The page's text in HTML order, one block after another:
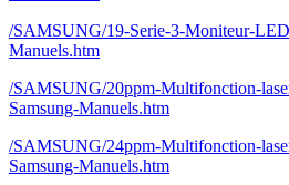
/SAMSUNG/19-Serie-3-Moniteur-
Manuels.htm
/SAMSUNG/20ppm-Multifonction-
Samsung-Manuels.htm
/SAMSUNG/24ppm-Multifonction-
Samsung-Manuels.htm